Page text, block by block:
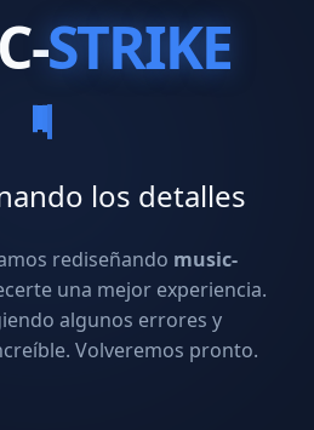
STRIKE
los detalles
rediseñando music-
una mejor experiencia.
algunos errores y
Volveremos pronto.